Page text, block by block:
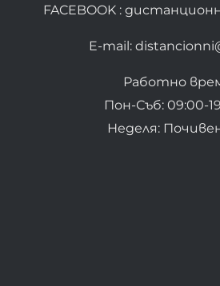
FACEBOOK :
E-mail:
Работно
Пон-Съб: 09:00-
Неделя: